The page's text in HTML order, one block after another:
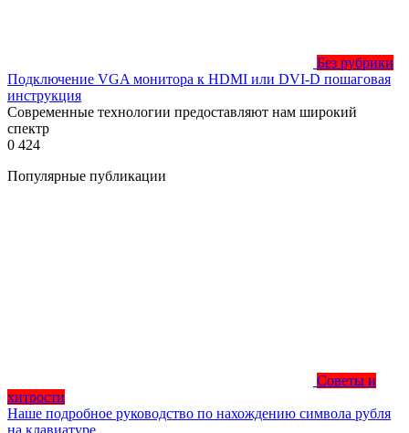
Без рубрики
Подключение VGA монитора к HDMI или DVI-D пошаговая
инструкция
Современные технологии предоставляют нам широкий
спектр
0 424
Популярные публикации
Советы и
хитрости
Наше подробное руководство по нахождению символа рубля